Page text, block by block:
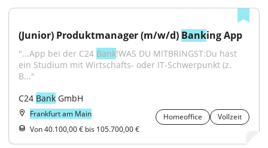
(Junior) Produktmanager (m/w/d) Banking App
"...App bei der C24 Bank!WAS DU MITBRINGST:Du hast
ein Studium mit Wirtschafts- oder IT-Schwerpunkt (z.
B..."
C24 Bank GmbH
Frankfurt am Main Homeoffice
Vollzeit
Von 40.100,00 € bis 105.700,00 €